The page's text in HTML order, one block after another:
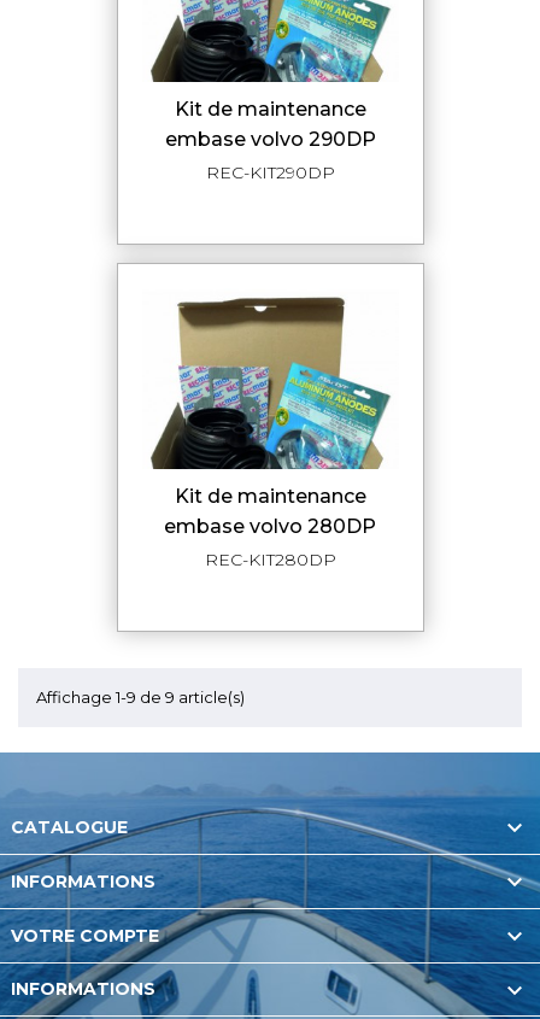
kit de maintenance
embase volvo 290DP
REC-KIT290DP
kit de maintenance
embase volvo 280DP
REC-KIT280DP
Affichage 1-9 de 9 article(s)
CATALOGUE 
INFORMATIONS 
VOTRE COMPTE 
INFORMATIONS 